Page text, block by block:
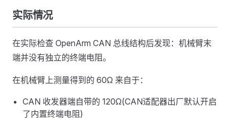
实际情况
在实际检查 OpenArm CAN 总线结构后发现：机械臂末
端并没有独立的终端电阻。
在机械臂上测量得到的 60Ω 来自于：
CAN 收发器端自带的 120Ω(CAN适配器出厂默认开启
了内置终端电阻)